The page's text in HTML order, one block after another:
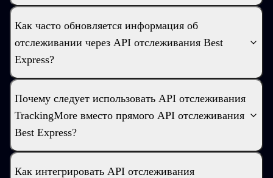
Как часто обновляется информация об
отслеживании через API отслеживания Best
Express?
Почему следует использовать API отслеживания
TrackingMore вместо прямого API отслеживания
Best Express?
Как интегрировать API отслеживания